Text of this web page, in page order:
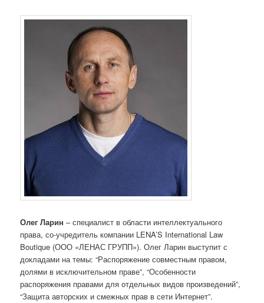
Олег Ларин – специалист в области интеллектуального
права, со-учредитель компании LENA’S International Law
Boutique (ООО «ЛЕНАС ГРУПП»). Олег Ларин выступит с
докладами на темы: “Распоряжение совместным правом,
долями в исключительном праве”, “Особенности
распоряжения правами для отдельных видов произведений”,
“Защита авторских и смежных прав в сети Интернет”.